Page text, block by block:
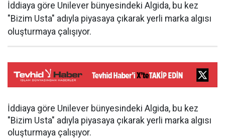
İddiaya göre Unilever bünyesindeki Algida, bu kez
"Bizim Usta" adıyla piyasaya çıkarak yerli marka algısı
oluşturmaya çalışıyor.
İddiaya göre Unilever bünyesindeki Algida, bu kez
"Bizim Usta" adıyla piyasaya çıkarak yerli marka algısı
oluşturmaya çalışıyor.